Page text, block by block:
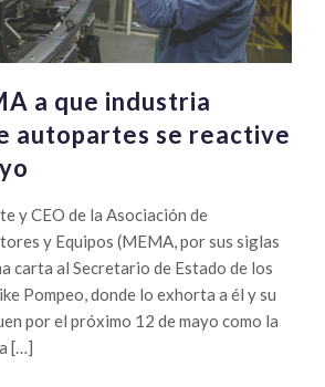
a que industria
autopartes se reactive
y CEO de la Asociación de
y Equipos (MEMA, por sus siglas
carta al Secretario de Estado de los
Pompeo, donde lo exhorta a él y su
por el próximo 12 de mayo como la
[…]